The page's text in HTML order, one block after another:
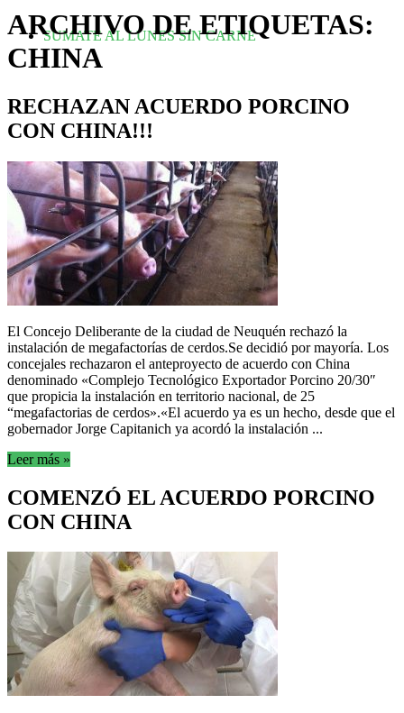
SUMATE AL LUNES SIN CARNE
ARCHIVO DE ETIQUETAS:
CHINA
RECHAZAN ACUERDO PORCINO
CON CHINA!!!
El Concejo Deliberante de la ciudad de Neuquén rechazó la
instalación de megafactorías de cerdos.Se decidió por mayoría. Los
concejales rechazaron el anteproyecto de acuerdo con China
denominado «Complejo Tecnológico Exportador Porcino 20/30″
que propicia la instalación en territorio nacional, de 25
“megafactorias de cerdos».«El acuerdo ya es un hecho, desde que el
gobernador Jorge Capitanich ya acordó la instalación ...
Leer más »
COMENZÓ EL ACUERDO PORCINO
CON CHINA